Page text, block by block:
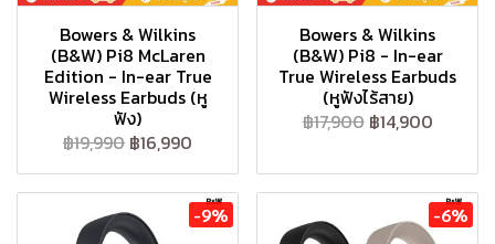
Bowers & Wilkins
(B&W) Pi8 McLaren
Edition - In-ear True
Wireless Earbuds (หู
ฟัง)
฿19,990 ฿16,990
Bowers & Wilkins
(B&W) Pi8 - In-ear
True Wireless Earbuds
(หูฟังไร้สาย)
฿17,900 ฿14,900
-9% -6%